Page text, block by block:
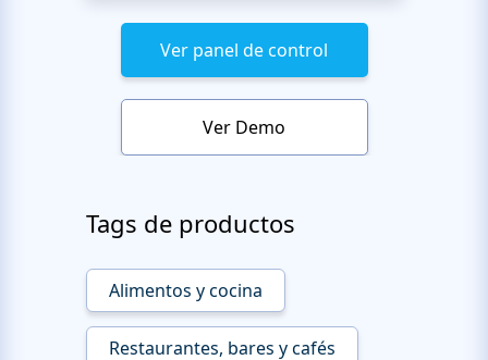
Ver panel de control
Ver Demo
Tags de productos
Alimentos y cocina
Restaurantes, bares y cafés